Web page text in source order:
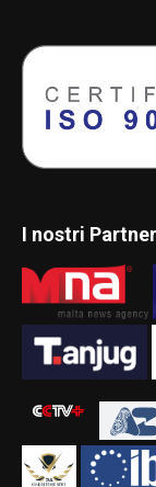
I nostri